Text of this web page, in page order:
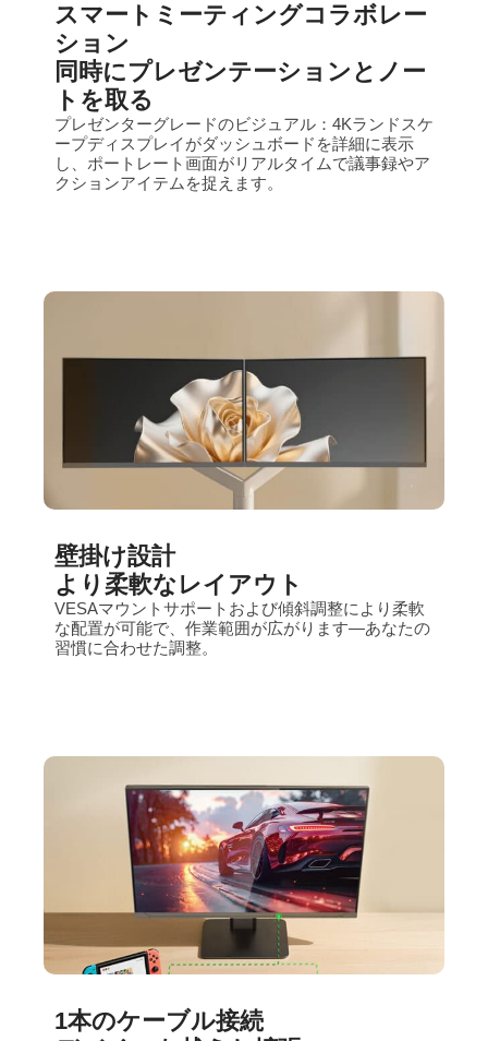
スマートミーティングコラボレー
ション
同時にプレゼンテーションとノー
トを取る
プレゼンターグレードのビジュアル：4Kランドスケ
ープディスプレイがダッシュボードを詳細に表示
し、ポートレート画面がリアルタイムで議事録やア
クションアイテムを捉えます。
壁掛け設計
より柔軟なレイアウト
VESAマウントサポートおよび傾斜調整により柔軟
な配置が可能で、作業範囲が広がります—あなたの
習慣に合わせた調整。
1本のケーブル接続